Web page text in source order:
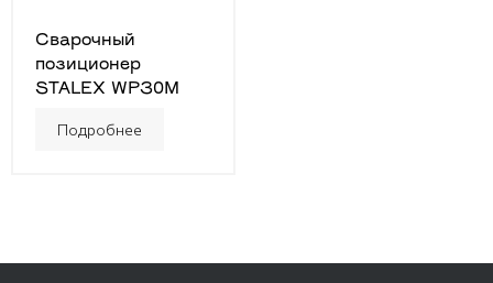
Сварочный
позиционер
STALEX WP30M
Подробнее